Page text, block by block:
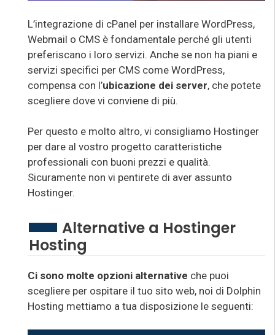
L’integrazione di cPanel per installare WordPress,
Webmail o CMS è fondamentale perché gli utenti
preferiscano i loro servizi. Anche se non ha piani e
servizi specifici per CMS come WordPress,
compensa con l’ubicazione dei server, che potete
scegliere dove vi conviene di più.
Per questo e molto altro, vi consigliamo Hostinger
per dare al vostro progetto caratteristiche
professionali con buoni prezzi e qualità.
Sicuramente non vi pentirete di aver assunto
Hostinger.
Alternative a Hostinger
Hosting
Ci sono molte opzioni alternative che puoi
scegliere per ospitare il tuo sito web, noi di Dolphin
Hosting mettiamo a tua disposizione le seguenti: